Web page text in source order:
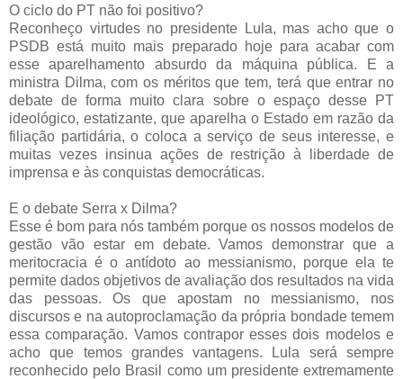
O ciclo do PT não foi positivo?
Reconheço virtudes no presidente Lula, mas acho que o
PSDB está muito mais preparado hoje para acabar com
esse aparelhamento absurdo da máquina pública. E a
ministra Dilma, com os méritos que tem, terá que entrar no
debate de forma muito clara sobre o espaço desse PT
ideológico, estatizante, que aparelha o Estado em razão da
filiação partidária, o coloca a serviço de seus interesse, e
muitas vezes insinua ações de restrição à liberdade de
imprensa e às conquistas democráticas.
E o debate Serra x Dilma?
Esse é bom para nós também porque os nossos modelos de
gestão vão estar em debate. Vamos demonstrar que a
meritocracia é o antídoto ao messianismo, porque ela te
permite dados objetivos de avaliação dos resultados na vida
das pessoas. Os que apostam no messianismo, nos
discursos e na autoproclamação da própria bondade temem
essa comparação. Vamos contrapor esses dois modelos e
acho que temos grandes vantagens. Lula será sempre
reconhecido pelo Brasil como um presidente extremamente